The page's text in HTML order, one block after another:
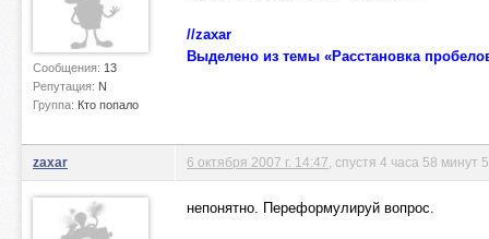
Сообщения: 13
Репутация: N
Группа: Кто попало
//zaxar
Выделено из темы «Расстановка
zaxar 6 октября 2007 г. 14:47 , спустя 4 часа 58 минут
непонятно. Переформулируй вопрос.